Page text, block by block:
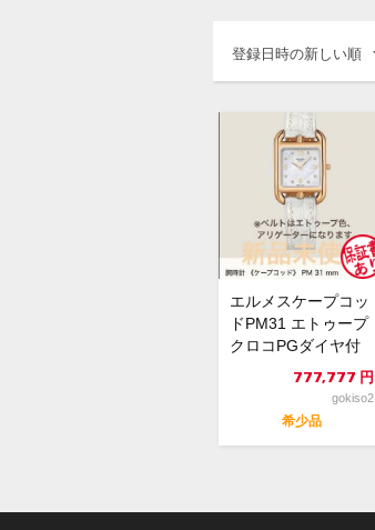
登録日時の新しい順
エルメスケープコッ
ドPM31 エトゥープ
クロコPGダイヤ付
777,777 円
gokiso2
希少品